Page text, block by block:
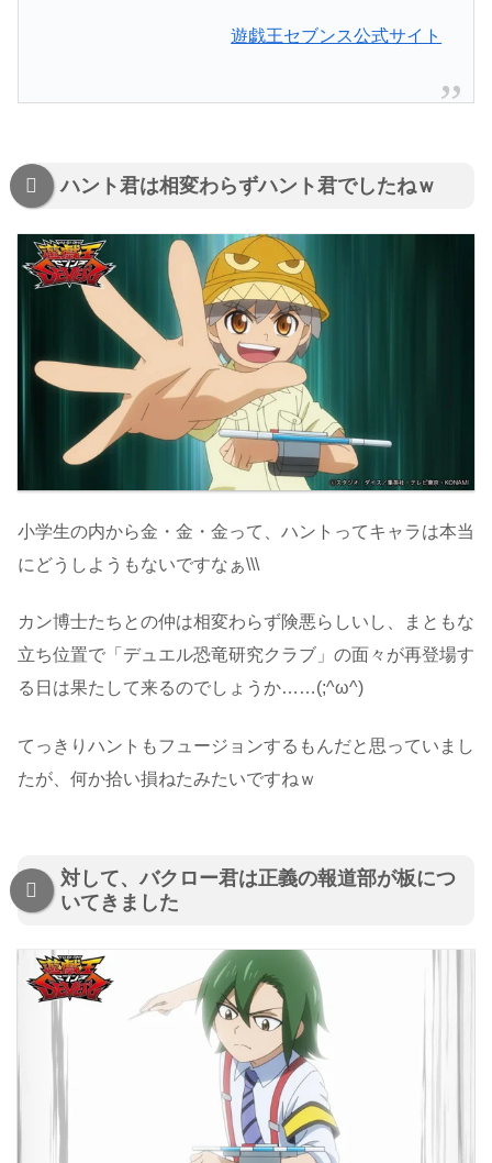
遊戯王セブンス公式サイト
ハント君は相変わらずハント君でしたねｗ
小学生の内から金・金・金って、ハントってキャラは本当
にどうしようもないですなぁ\\\
カン博士たちとの仲は相変わらず険悪らしいし、まともな
立ち位置で「デュエル恐竜研究クラブ」の面々が再登場す
る日は果たして来るのでしょうか……(;^ω^)
てっきりハントもフュージョンするもんだと思っていまし
たが、何か拾い損ねたみたいですねｗ
対して、バクロー君は正義の報道部が板につ
いてきました